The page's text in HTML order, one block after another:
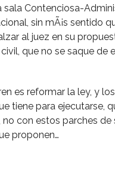
sala Contenciosa-
sin mÃ¡s sentido
al juez en su
que no se saque de
es reformar la ley, y los
tiene para ejecutarse,
no con estos parches de
proponen…